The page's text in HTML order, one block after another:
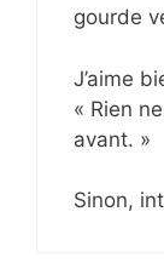
gourde
J’aime
« Rien
avant. »
Sinon,